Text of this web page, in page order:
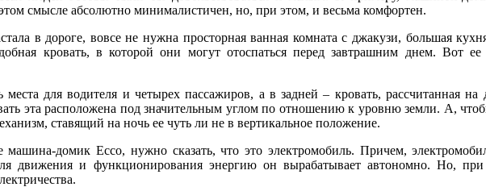
смысле абсолютно минималистичен, но, при этом, и весьма комфортен.
в дороге, вовсе не нужна просторная ванная комната с джакузи, большая
кровать, в которой они могут отоспаться перед завтрашним днем. Вот
для водителя и четырех пассажиров, а в задней – кровать, рассчитанная на
эта расположена под значительным углом по отношению к уровню земли. А,
ставящий на ночь ее чуть ли не в вертикальное положение.
домик Ecco, нужно сказать, что это электромобиль. Причем,
движения и функционирования энергию он вырабатывает автономно. Но,